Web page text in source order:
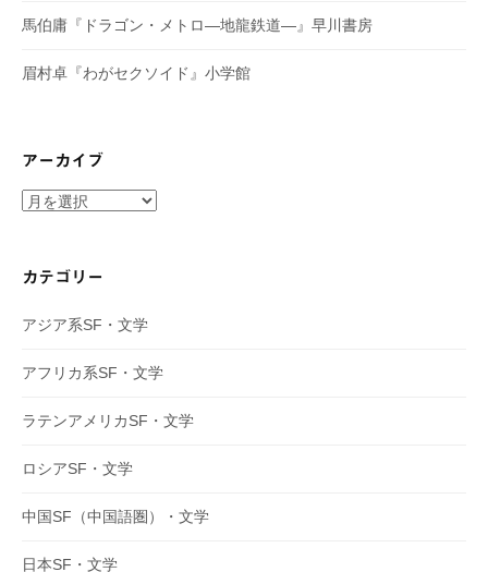
馬伯庸『ドラゴン・メトロ―地龍鉄道―』早川書房
眉村卓『わがセクソイド』小学館
アーカイブ
ア
イ
カテゴリー
アジア系SF・文学
アフリカ系SF・文学
ラテンアメリカSF・文学
ロシアSF・文学
中国SF（中国語圏）・文学
日本SF・文学